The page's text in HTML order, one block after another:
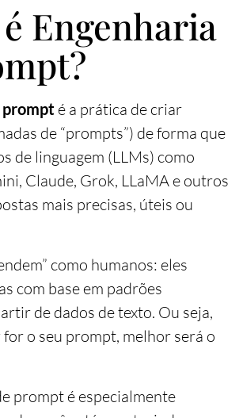
Engenharia
prompté a prática de criar
de “prompts”) de forma que
de linguagem (LLMs) como
Claude, Grok, LLaMA e outros
mais precisas, úteis ou
como humanos: eles
com base em padrões
de dados de texto. Ou seja,
o seu prompt, melhor será o
prompt é especialmente